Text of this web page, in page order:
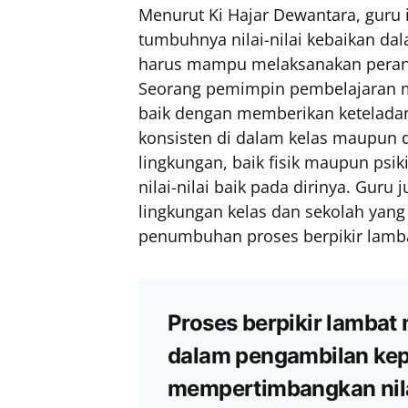
Menurut Ki Hajar Dewantara,
tumbuhnya nilai-nilai kebaikan
harus mampu melaksanakan
Seorang pemimpin pembelajaran
baik dengan memberikan
konsisten di dalam kelas maupun
lingkungan, baik fisik maupun
nilai-nilai baik pada dirinya. Guru
lingkungan kelas dan sekolah
penumbuhan proses berpikir
Proses berpikir lambat
dalam pengambilan
mempertimbangkan